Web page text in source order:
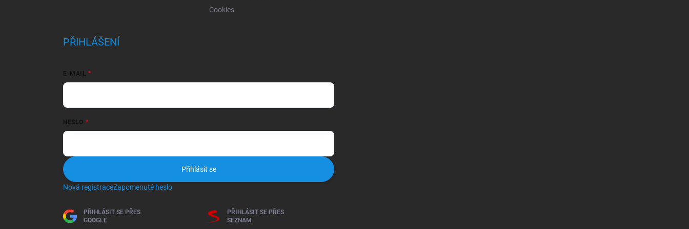
Cookies
PŘIHLÁŠENÍ
E-MAIL
HESLO
Přihlásit se
Nová registraceZapomenuté heslo
PŘIHLÁSIT SE PŘES
GOOGLE
PŘIHLÁSIT SE PŘES
SEZNAM